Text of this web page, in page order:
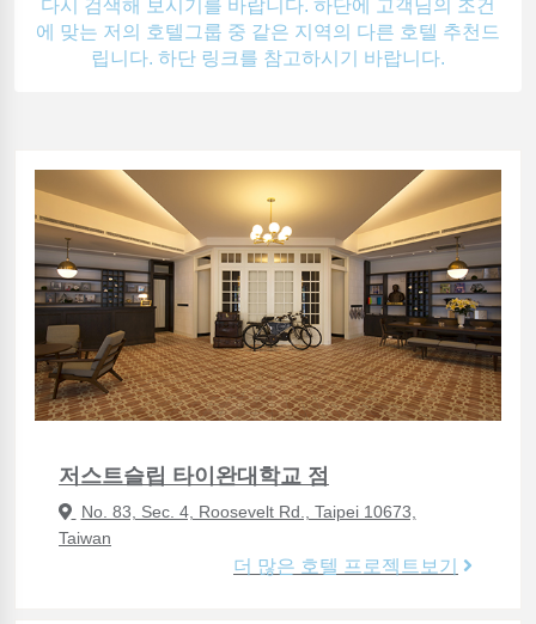
다시 검색해 보시기를 바랍니다. 하단에 고객님의 조건
에 맞는 저의 호텔그룹 중 같은 지역의 다른 호텔 추천드
립니다. 하단 링크를 참고하시기 바랍니다.
저스트슬립 타이완대학교 점
No. 83, Sec. 4, Roosevelt Rd., Taipei 10673,
Taiwan
더 많은 호텔 프로젝트보기